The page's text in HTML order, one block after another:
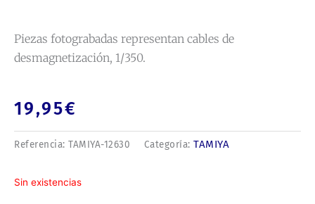
Piezas fotograbadas representan cables de
desmagnetización, 1/350.
19,95€
Referencia: TAMIYA-12630 Categoría: TAMIYA
Sin existencias